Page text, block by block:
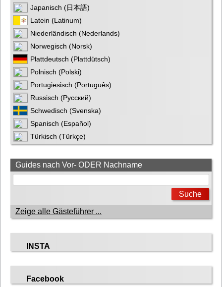
Japanisch (日本語)
Latein (Latinum)
Niederländisch (Nederlands)
Norwegisch (Norsk)
Plattdeutsch (Plattdütsch)
Polnisch (Polski)
Portugiesisch (Português)
Russisch (Русский)
Schwedisch (Svenska)
Spanisch (Español)
Türkisch (Türkçe)
Guides nach Vor- ODER Nachname
Zeige alle Gästeführer ...
INSTA
Facebook